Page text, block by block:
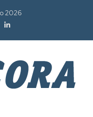
2026